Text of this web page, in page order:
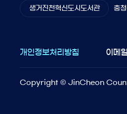
생거진천혁신도시도서관 충
개인정보처리방침 이메
Copyright © JinCheon